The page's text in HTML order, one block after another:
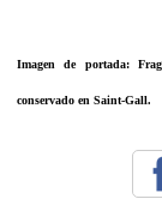
Imagen de portada:
conservado en Saint-Gall.